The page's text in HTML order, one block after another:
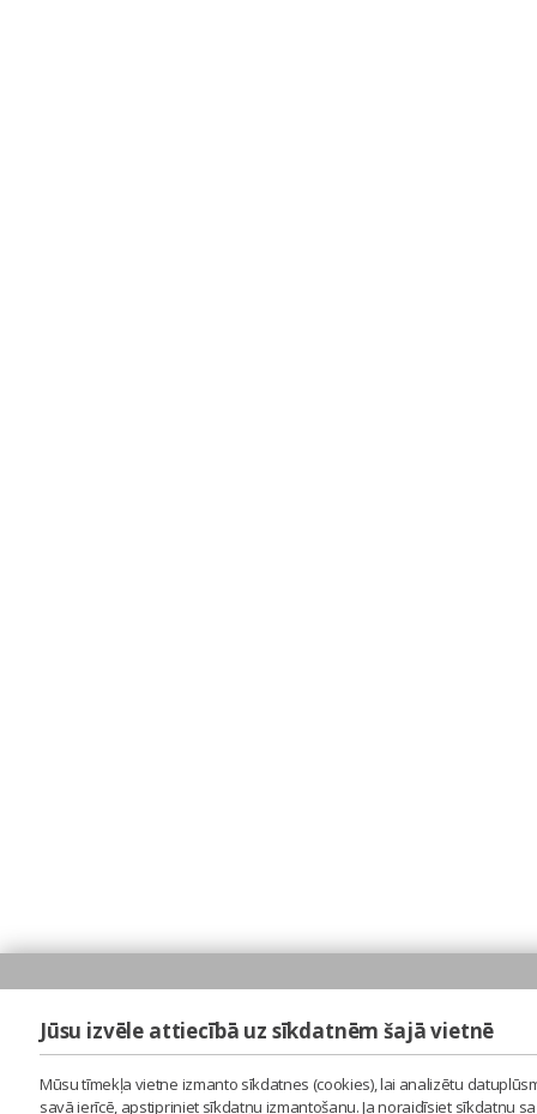
Jūsu izvēle attiecībā uz sīkdatnēm šajā vietnē
Mūsu tīmekļa vietne izmanto sīkdatnes (cookies), lai analizētu
savā ierīcē, apstipriniet sīkdatņu izmantošanu. Ja noraidīsiet sīkdatņu